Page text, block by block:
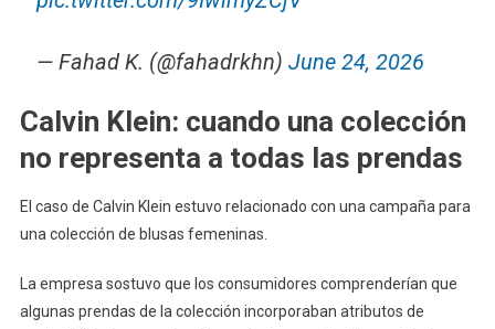
— Fahad K. (@fahadrkhn) June 24, 2026
Calvin Klein: cuando una colección
no representa a todas las prendas
El caso de Calvin Klein estuvo relacionado con una campaña para
una colección de blusas femeninas.
La empresa sostuvo que los consumidores comprenderían que
algunas prendas de la colección incorporaban atributos de